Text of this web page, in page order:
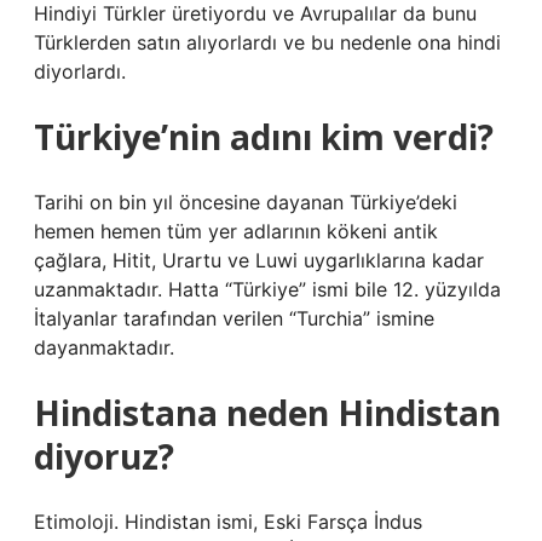
Hindiyi Türkler üretiyordu ve Avrupalılar da bunu
Türklerden satın alıyorlardı ve bu nedenle ona hindi
diyorlardı.
Türkiye’nin adını kim verdi?
Tarihi on bin yıl öncesine dayanan Türkiye’deki
hemen hemen tüm yer adlarının kökeni antik
çağlara, Hitit, Urartu ve Luwi uygarlıklarına kadar
uzanmaktadır. Hatta “Türkiye” ismi bile 12. yüzyılda
İtalyanlar tarafından verilen “Turchia” ismine
dayanmaktadır.
Hindistana neden Hindistan
diyoruz?
Etimoloji. Hindistan ismi, Eski Farsça İndus